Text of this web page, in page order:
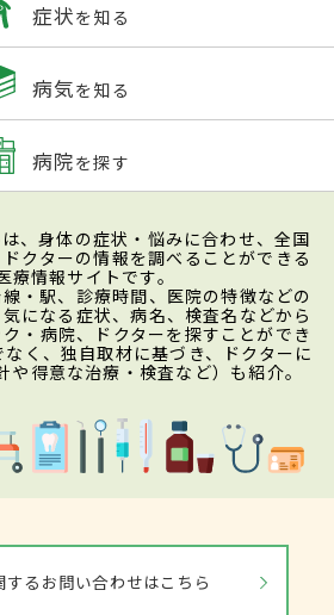
症状を知る
病気を知る
病院を探す
、身体の症状・悩みに合わせ、全国
クターの情報を調べることができる
療情報サイトです。
・駅、診療時間、医院の特徴などの
になる症状、病名、検査名などから
・病院、ドクターを探すことができ
く、独自取材に基づき、ドクターに
や得意な治療・検査など）も紹介。
するお問い合わせはこちら